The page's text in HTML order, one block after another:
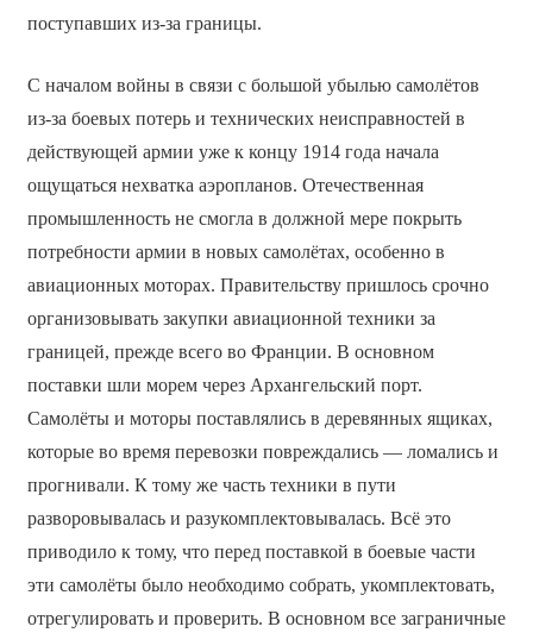
поступавших из-за границы.
С началом войны в связи с большой убылью самолётов
из-за боевых потерь и технических неисправностей в
действующей армии уже к концу 1914 года начала
ощущаться нехватка аэропланов. Отечественная
промышленность не смогла в должной мере покрыть
потребности армии в новых самолётах, особенно в
авиационных моторах. Правительству пришлось срочно
организовывать закупки авиационной техники за
границей, прежде всего во Франции. В основном
поставки шли морем через Архангельский порт.
Самолёты и моторы поставлялись в деревянных ящиках,
которые во время перевозки повреждались — ломались и
прогнивали. К тому же часть техники в пути
разворовывалась и разукомплектовывалась. Всё это
приводило к тому, что перед поставкой в боевые части
эти самолёты было необходимо собрать, укомплектовать,
отрегулировать и проверить. В основном все заграничные